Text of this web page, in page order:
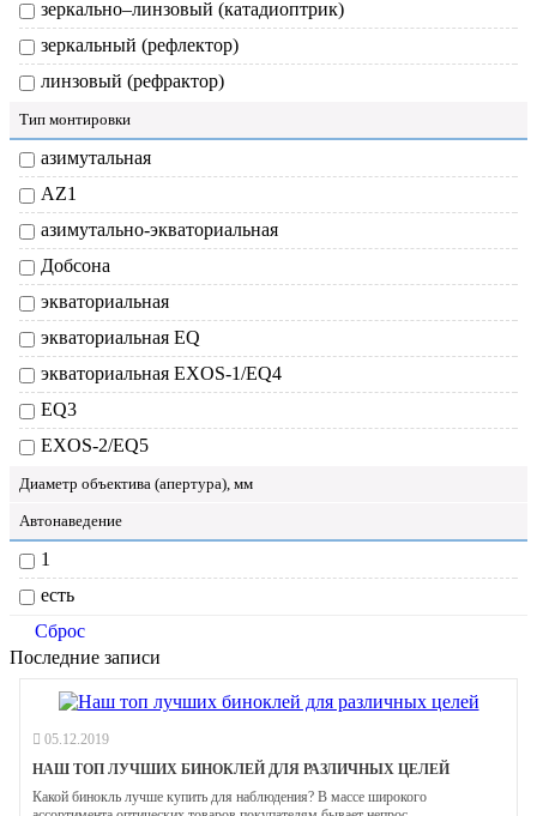
зеркально–линзовый (катадиоптрик)
зеркальный (рефлектор)
линзовый (рефрактор)
Тип монтировки
азимутальная
AZ1
азимутально-экваториальная
Добсона
экваториальная
экваториальная EQ
экваториальная EXOS-1/EQ4
EQ3
EXOS-2/EQ5
Диаметр объектива (апертура), мм
Автонаведение
1
есть
Сброс
Последние записи
05.12.2019
НАШ ТОП ЛУЧШИХ БИНОКЛЕЙ ДЛЯ РАЗЛИЧНЫХ ЦЕЛЕЙ
Какой бинокль лучше купить для наблюдения? В массе широкого